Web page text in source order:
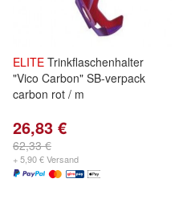
ELITE Trinkflaschenhalter
"Vico Carbon" SB-verpack
carbon rot / m
26,83 €
62,33 €
+ 5,90 € Versand